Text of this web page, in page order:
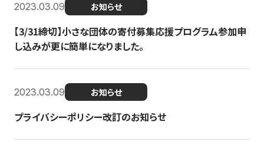
2023.03.09 お知らせ
【3/31締切】小さな団体の寄付募集応援プログラム参加申
し込みが更に簡単になりました。
2023.03.09 お知らせ
プライバシーポリシー改訂のお知らせ